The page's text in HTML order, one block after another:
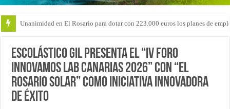
Arranca la reforma del CEIP San Isidro con las demoliciones para la
Escolástico Gil presenta el “IV Foro
Innovamos Lab Canarias 2026” con “El
Rosario Solar” como iniciativa innovadora
de éxito